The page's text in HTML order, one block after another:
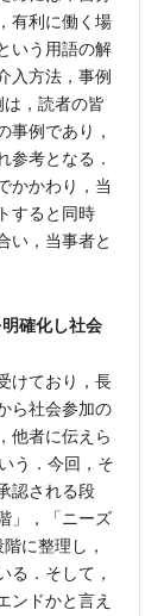
有利に働く場
いう用語の解
入方法，事例
，読者の皆
事例であり，
参考となる．
かかわり，当
すると同時
い，当事者と
確化し社会
けており，長
ら社会参加の
他者に伝えら
う．今回，そ
認される段
」，「ニーズ
に整理し，
る．そして，
ンドかと言え